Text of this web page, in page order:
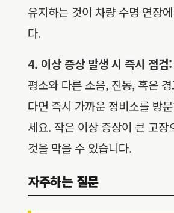
유지하는 것이 차량 수명 연장
다.
4. 이상 증상 발생 시 즉시 점검:
평소와 다른 소음, 진동, 혹은
다면 즉시 가까운 정비소를 방
세요. 작은 이상 증상이 큰 고장
것을 막을 수 있습니다.
자주하는 질문